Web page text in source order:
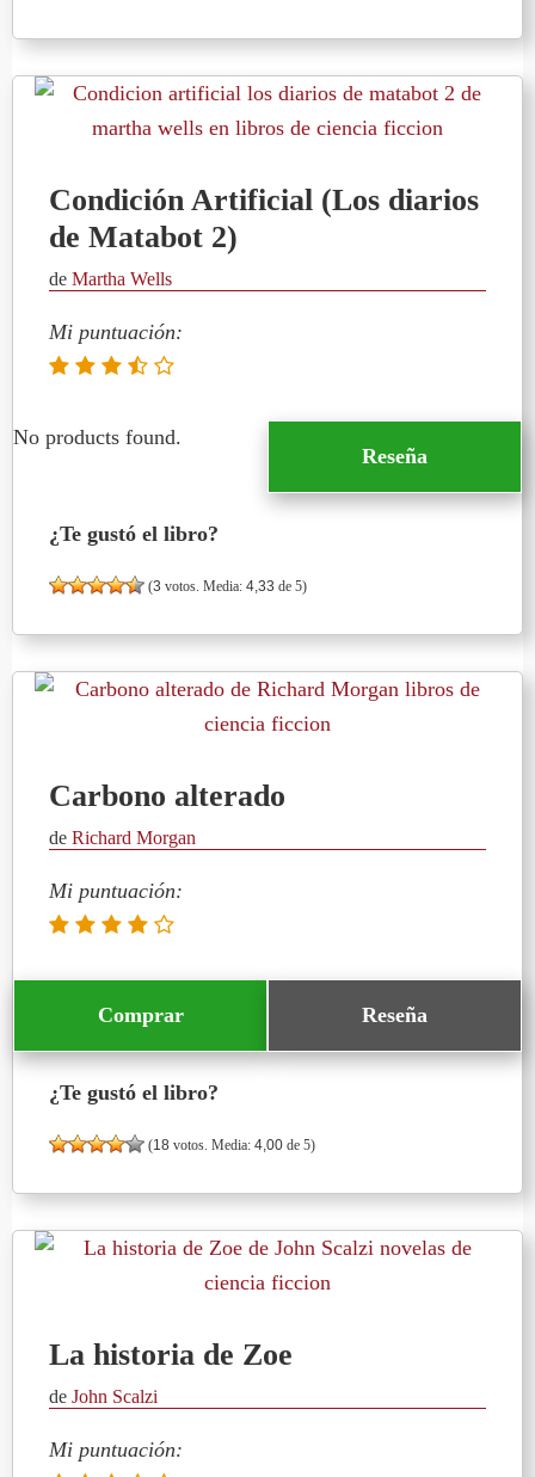
Condición Artificial (Los diarios
de Matabot 2)
de Martha Wells
Mi puntuación:
No products found.
Reseña
¿Te gustó el libro?
(3 votos. Media: 4,33 de 5)
Carbono alterado
de Richard Morgan
Mi puntuación:
Comprar Reseña
¿Te gustó el libro?
(18 votos. Media: 4,00 de 5)
La historia de Zoe
de John Scalzi
Mi puntuación: